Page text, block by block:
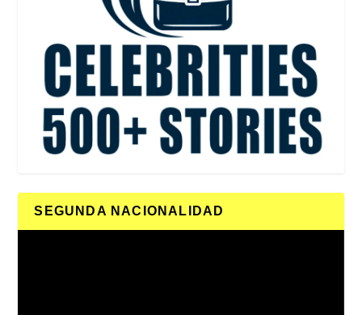
SEGUNDA NACIONALIDAD